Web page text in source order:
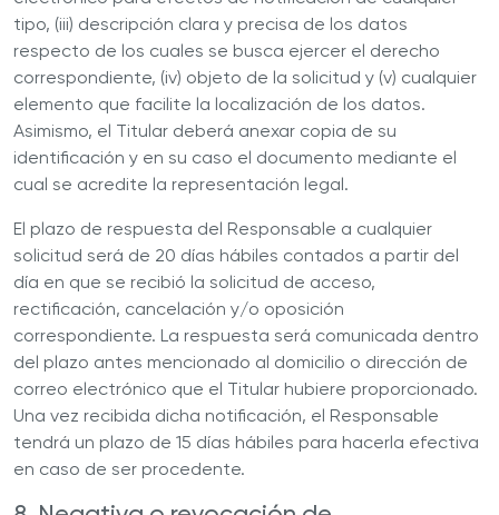
tipo, (iii) descripción clara y precisa de los datos
respecto de los cuales se busca ejercer el derecho
correspondiente, (iv) objeto de la solicitud y (v) cualquier
elemento que facilite la localización de los datos.
Asimismo, el Titular deberá anexar copia de su
identificación y en su caso el documento mediante el
cual se acredite la representación legal.
El plazo de respuesta del Responsable a cualquier
solicitud será de 20 días hábiles contados a partir del
día en que se recibió la solicitud de acceso,
rectificación, cancelación y/o oposición
correspondiente. La respuesta será comunicada dentro
del plazo antes mencionado al domicilio o dirección de
correo electrónico que el Titular hubiere proporcionado.
Una vez recibida dicha notificación, el Responsable
tendrá un plazo de 15 días hábiles para hacerla efectiva
en caso de ser procedente.